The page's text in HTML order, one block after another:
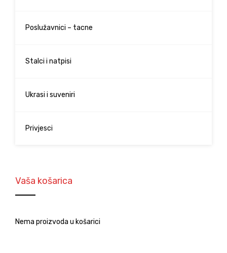
Poslužavnici – tacne
Stalci i natpisi
Ukrasi i suveniri
Privjesci
Vaša košarica
Nema proizvoda u košarici